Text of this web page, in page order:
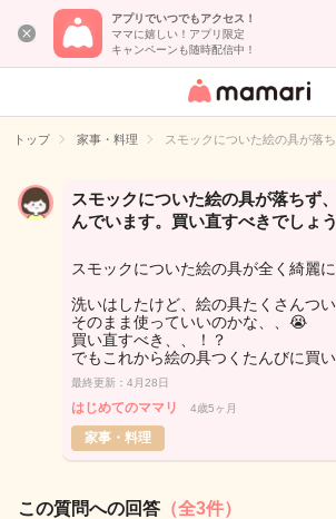
アプリでいつでもアクセス！
ママに嬉しい！アプリ限定
キャンペーンも随時配信中！
女性専用匿名QA
イト
トップ 家事・料理 スモックについた絵の具が落
スモックについた絵の具が落ちず
んでいます。買い直すべきでしょう
スモックについた絵の具が全く綺麗
洗いはしたけど、絵の具たくさんつ
そのまま使っていいのかな、、😭
買い直すべき、、！？
でもこれから絵の具つくたんびに買
最終更新：4月28日
はじめてのママリ 4歳5ヶ月
家事・料理
この質問への回答 （全3件）